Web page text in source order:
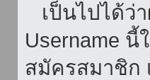
เป็นไปได้ว่
Username นี้
สมัครสมาชิก